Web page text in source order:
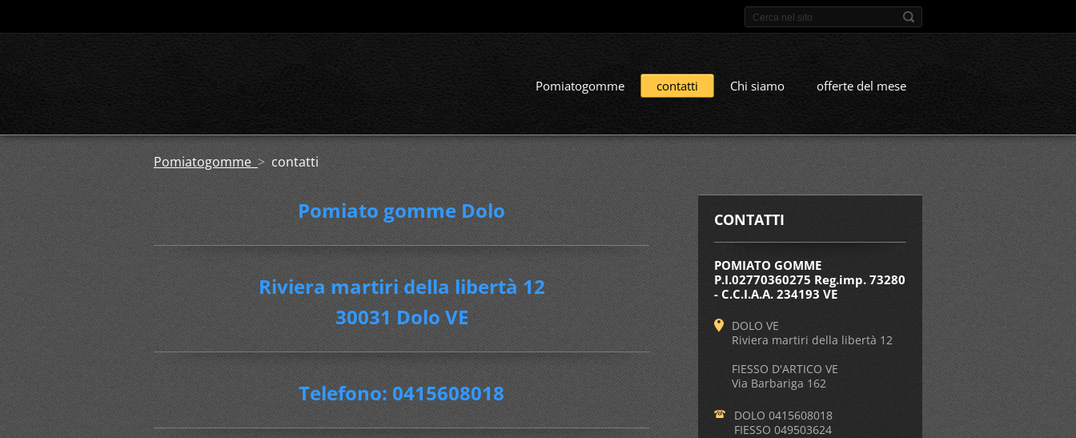
Pomiatogomme contatti Chi siamo offerte del mese
Pomiatogomme > contatti
Pomiato gomme Dolo
Riviera martiri della libertà 12
30031 Dolo VE
Telefono: 0415608018
CONTATTI
POMIATO GOMME
P.I.02770360275 Reg.imp. 73280
- C.C.I.A.A. 234193 VE
DOLO VE
Riviera martiri della libertà 12
FIESSO D'ARTICO VE
Via Barbariga 162
DOLO 0415608018
FIESSO 049503624